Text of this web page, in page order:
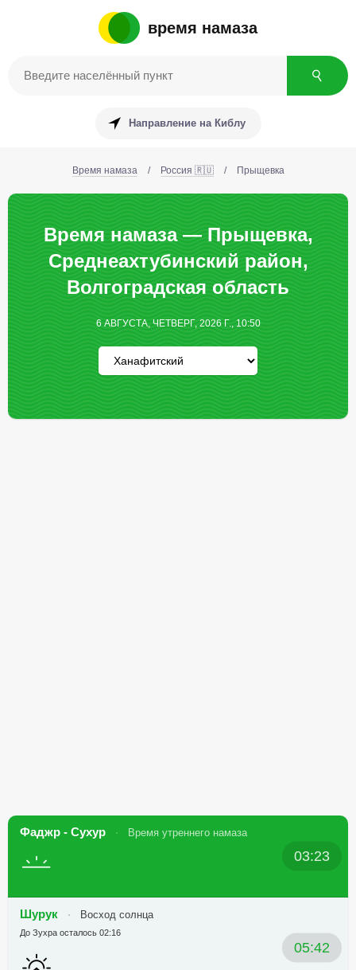
время намаза
Направление на Киблу
Время намаза / Россия 🇷🇺 / Прыщевка
Время намаза — Прыщевка,
Среднеахтубинский район,
Волгоградская область
6 АВГУСТА, ЧЕТВЕРГ, 2026 Г., 10:50
Фаджр - Сухур Время утреннего намаза
03:23
Шурук Восход солнца
05:42
До Зухра осталось 02:16